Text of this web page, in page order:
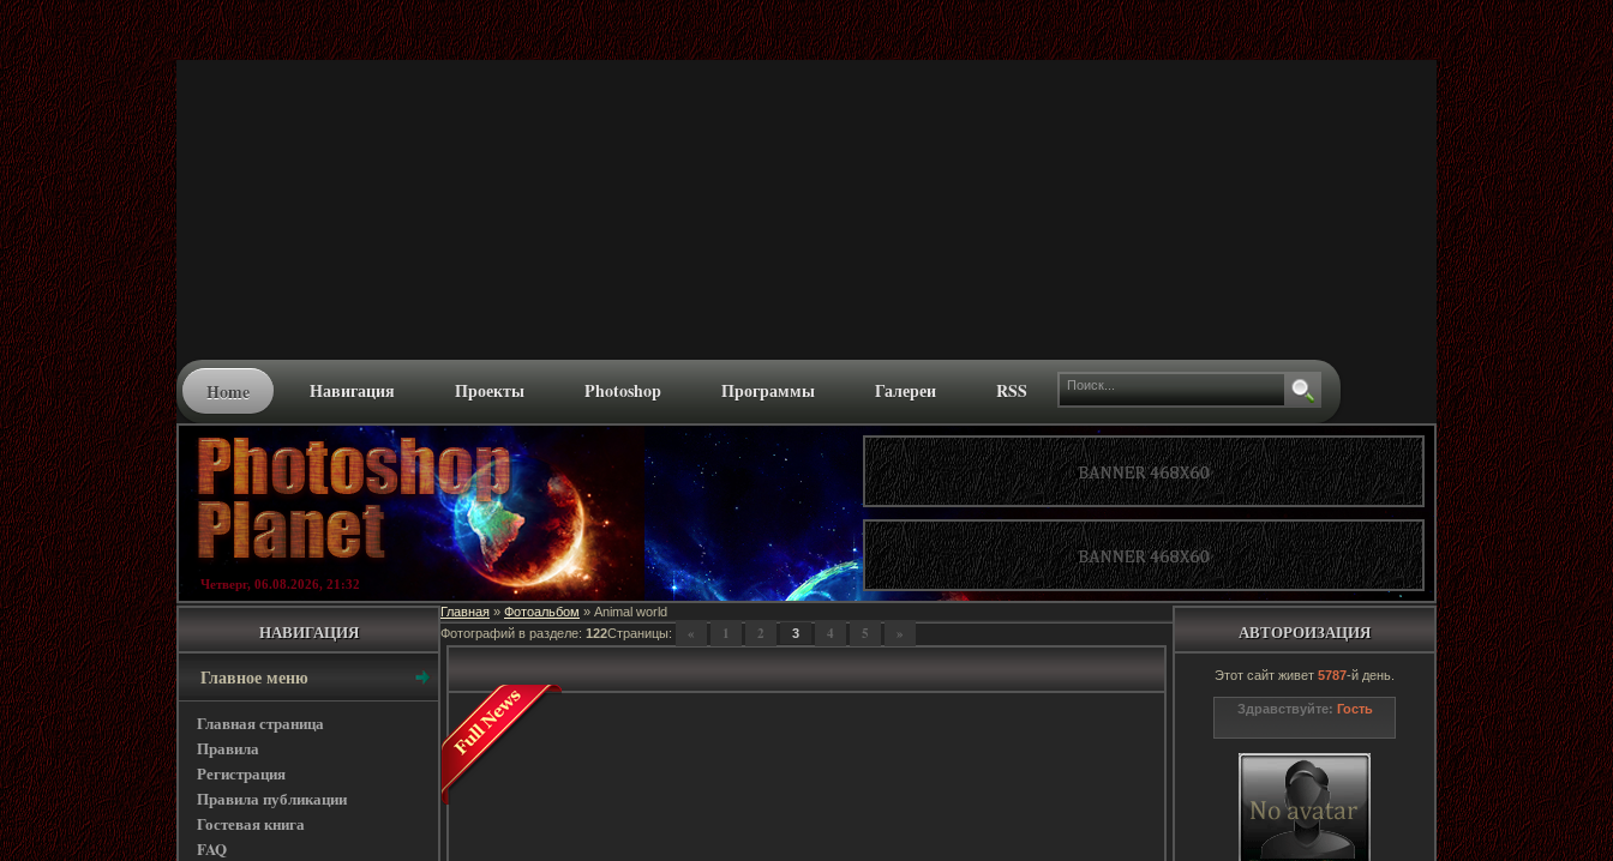
Home Навигация Проекты Photoshop Программы Галереи RSS
Четверг, 06.08.2026, 21:32
НАВИГАЦИЯ
Главное меню
Главная страница
Правила
Регистрация
Правила публикации
Гостевая книга
FAQ
АВТОРОИЗАЦИЯ
Этот сайт живет 5787-й день.
Здравствуйте: Гость
Главная » Фотоальбом » Animal world
Фотографий в разделе: 122Страницы: « 1 2 3 4 5 »